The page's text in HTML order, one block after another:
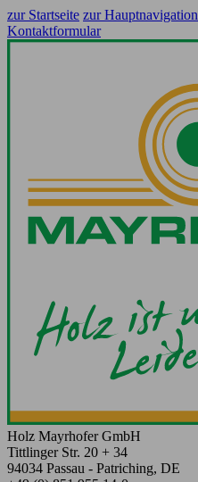
zur Startseite zur Hauptnavigation
Kontaktformular
Holz Mayrhofer GmbH
Tittlinger Str. 20 + 34
94034 Passau - Patriching, DE